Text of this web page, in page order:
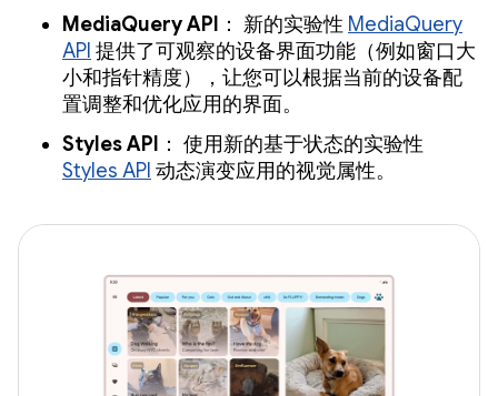
MediaQuery API
： 新的实验性 MediaQuery
API 提供了可观察的设备界面功能（例如窗口大
小和指针精度），让您可以根据当前的设备配
置调整和优化应用的界面。
Styles API
： 使用新的基于状态的实验性
Styles API 动态演变应用的视觉属性。